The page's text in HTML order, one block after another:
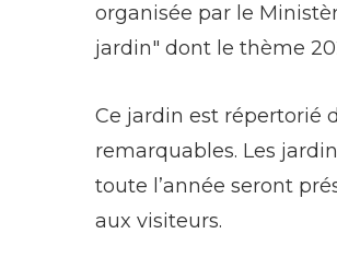
organisée par le
jardin" dont le thème
Ce jardin est répertorié
remarquables. Les
toute l’année seront
aux visiteurs.